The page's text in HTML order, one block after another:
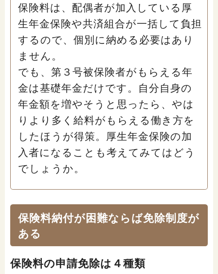
保険料は、配偶者が加入している厚
生年金保険や共済組合が一括して負担
するので、個別に納める必要はあり
ません。
でも、第３号被保険者がもらえる年
金は基礎年金だけです。自分自身の
年金額を増やそうと思ったら、やは
りより多く給料がもらえる働き方を
したほうが得策。厚生年金保険の加
入者になることも考えてみてはどう
でしょうか。
保険料納付が困難ならば免除制度が
ある
保険料の申請免除は４種類